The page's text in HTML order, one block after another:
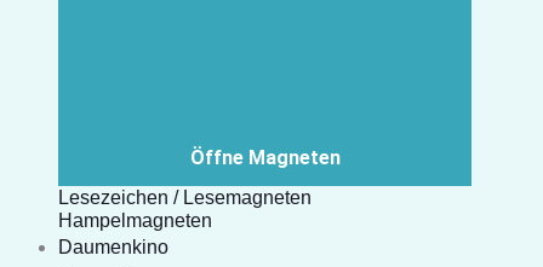
Öffne Magneten
Lesezeichen / Lesemagneten
Hampelmagneten
Daumenkino